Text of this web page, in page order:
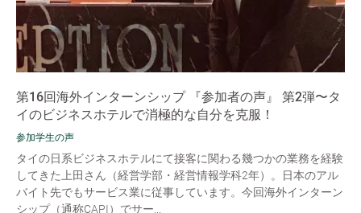
第16回海外インターンシップ 『参加者の声』 第2弾〜タ
イのビジネスホテルで消極的な自分を克服！
参加学生の声
タイの日系ビジネスホテルにて接客に関わる幾つかの業務を経験
してきた上田さん（経営学部・経営情報学科2年）。日本のアル
バイト先でもサービス業に従事しています。今回海外インターン
シップ（通称CAPI）でサー...